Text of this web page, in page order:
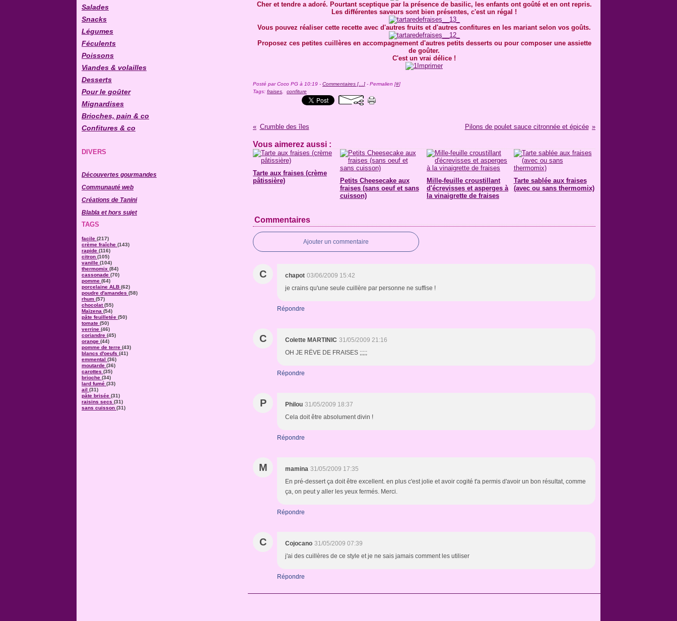
Salades
Snacks
Légumes
Féculents
Poissons
Viandes & volailles
Desserts
Pour le goûter
Mignardises
Brioches, pain & co
Confitures & co
DIVERS
Découvertes gourmandes
Communauté web
Créations de Tanini
Blabla et hors sujet
TAGS
facile (217)
crème fraîche (143)
rapide (116)
citron (105)
vanille (104)
thermomix (84)
cassonade (70)
pomme (64)
porcelaine ALB (62)
poudre d'amandes (58)
rhum (57)
chocolat(55)
Maïzena (54)
pâte feuilletée (50)
tomate (50)
verrine (46)
coriandre (45)
orange (44)
pomme de terre (43)
blancs d'oeufs (41)
emmental (36)
moutarde (36)
carottes (35)
brioche (34)
lard fumé (33)
ail (31)
pâte brisée (31)
raisins secs (31)
sans cuisson (31)
Cher et tendre a adoré. Pourtant sceptique par la présence de basilic, les enfants ont goûté et en ont repris.
Les différentes saveurs sont bien présentes, c'est un régal !
Vous pouvez réaliser cette recette avec d'autres fruits et d'autres confitures en les mariant selon vos goûts.
Proposez ces petites cuillères en accompagnement d'autres petits desserts ou pour composer une assiette
de goûter.
C'est un vrai délice !
Posté par Coco PG à 10:19 - Commentaires [… ] - Permalien [#]
Tags: fraises confiture
Crumble des îles Pilons de poulet sauce citronnée et épicée
Vous aimerez aussi :
Tarte aux fraises (crème
pâtissière)
Petits Cheesecake aux
fraises (sans oeuf et sans
cuisson)
Mille-feuille croustillant
d'écrevisses et asperges à
la vinaigrette de fraises
Tarte sablée aux fraises
(avec ou sans thermomix)
Commentaires
Ajouter un commentaire
C chapot 03/06/2009 15:42
je crains qu'une seule cuillère par personne ne suffise !
Répondre
C Colette MARTINIC 31/05/2009 21:16
OH JE RËVE DE FRAISES ;;;;;
Répondre
P Philou 31/05/2009 18:37
Cela doit être absolument divin !
Répondre
M mamina 31/05/2009 17:35
En pré-dessert ça doit être excellent. en plus c'est jolie et avoir cogité t'a permis d'avoir un bon résultat, comme
ça, on peut y aller les yeux fermés. Merci.
Répondre
C Cojocano 31/05/2009 07:39
j'ai des cuillères de ce style et je ne sais jamais comment les utiliser
Répondre